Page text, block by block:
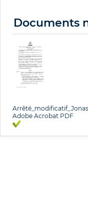
Documents
Adobe Acrobat PDF